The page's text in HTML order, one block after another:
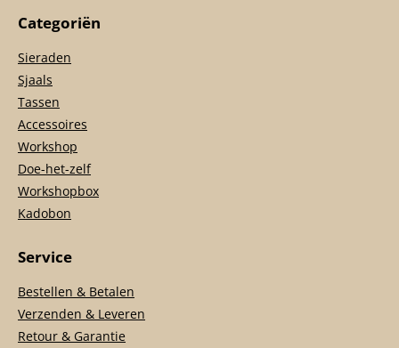
Categoriën
Sieraden
Sjaals
Tassen
Accessoires
Workshop
Doe-het-zelf
Workshopbox
Kadobon
Service
Bestellen & Betalen
Verzenden & Leveren
Retour & Garantie